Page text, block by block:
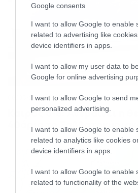
Google consents
I want to allow Google to enable
related to advertising like
device identifiers in apps.
I want to allow my user data to
Google for online advertising
I want to allow Google to send
personalized advertising.
I want to allow Google to enable
related to analytics like cookies
device identifiers in apps.
I want to allow Google to enable
related to functionality of the
06/08/2026 22:00
Καιρός 6-8: Ανεβαίνει η
40άρια το